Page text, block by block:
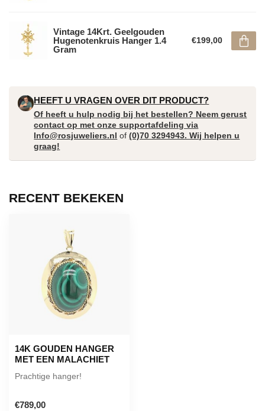
Vintage 14Krt. Geelgouden
Hugenotenkruis Hanger 1.4
Gram
€199,00
HEEFT U VRAGEN OVER DIT PRODUCT?
Of heeft u hulp nodig bij het bestellen? Neem gerust
contact op met onze supportafdeling via
Info@rosjuweliers.nl of(0)70 3294943. Wij helpen u
graag!
RECENT BEKEKEN
14K GOUDEN HANGER
MET EEN MALACHIET
Prachtige hanger!
€789,00